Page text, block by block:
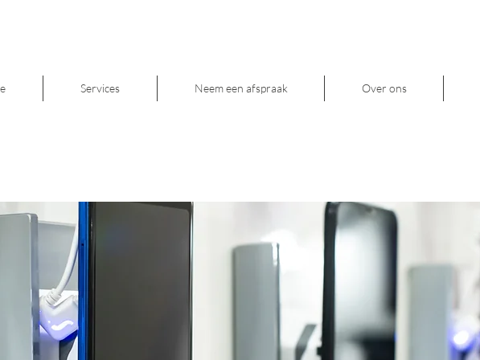
Services Neem een afspraak Over ons